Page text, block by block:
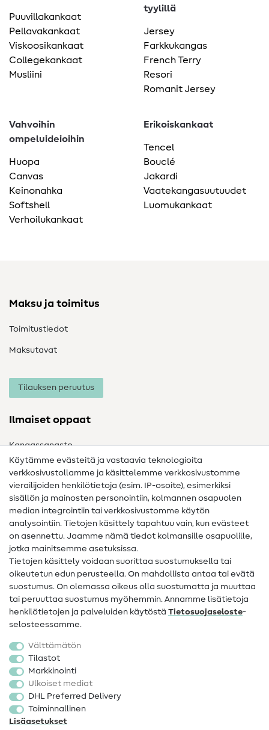
Puuvillakankaat
Pellavakankaat
Viskoosikankaat
Collegekankaat
Musliini
tyylillä
Jersey
Farkkukangas
French Terry
Resori
Romanit Jersey
Vahvoihin
ompeluideioihin
Huopa
Canvas
Keinonahka
Softshell
Verhoilukankaat
Erikoiskankaat
Tencel
Bouclé
Jakardi
Vaatekangasuutuudet
Luomukankaat
Maksu ja toimitus
Toimitustiedot
Maksutavat
Tilauksen peruutus
Ilmaiset oppaat
Kangassanasto
Ompelusanasto
Ompeluohjeet
Apua ja yhteystiedot
Yhteystiedot
Tietoa omistajanvaihdoksesta
Peruutusoikeus
Suosittu
Kankaat
Ompelutarvikkeet
Ale
Käytämme evästeitä ja vastaavia teknologioita
verkkosivustollamme ja käsittelemme verkkosivustomme
vierailijoiden henkilötietoja (esim. IP-osoite), esimerkiksi
sisällön ja mainosten personointiin, kolmannen osapuolen
median integrointiin tai verkkosivustomme käytön
analysointiin. Tietojen käsittely tapahtuu vain, kun evästeet
on asennettu. Jaamme nämä tiedot kolmansille osapuolille,
jotka mainitsemme asetuksissa.
Tietojen käsittely voidaan suorittaa suostumuksella tai
oikeutetun edun perusteella. On mahdollista antaa tai evätä
suostumus. On olemassa oikeus olla suostumatta ja muuttaa
tai peruuttaa suostumus myöhemmin. Annamme lisätietoja
henkilötietojen ja palveluiden käytöstä Tietosuojaseloste-
selosteessamme.
Välttämätön
Tilastot
Markkinointi
Ulkoiset mediat
DHL Preferred Delivery
Toiminnallinen
Lisäasetukset